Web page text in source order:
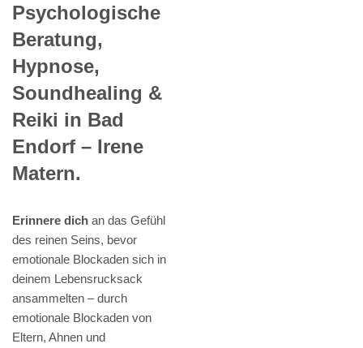
Psychologische
Beratung,
Hypnose,
Soundhealing &
Reiki in Bad
Endorf – Irene
Matern.
Erinnere dich an das Gefühl
des reinen Seins, bevor
emotionale Blockaden sich in
deinem Lebensrucksack
ansammelten – durch
emotionale Blockaden von
Eltern, Ahnen und